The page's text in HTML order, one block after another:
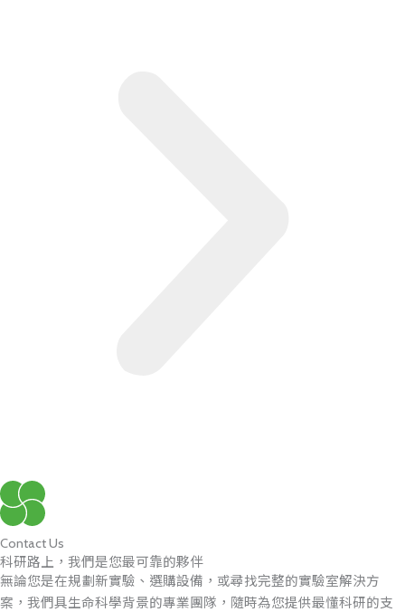
Contact Us
科研路上，我們是您最可靠的夥伴
無論您是在規劃新實驗、選購設備，或尋找完整的實驗室解決方
案，我們具生命科學背景的專業團隊，隨時為您提供最懂科研的支